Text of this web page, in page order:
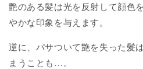
艶のある髪は光を反射して顔色
やかな印象を与えます。
逆に、パサついて艶を失った髪
まうことも … 。